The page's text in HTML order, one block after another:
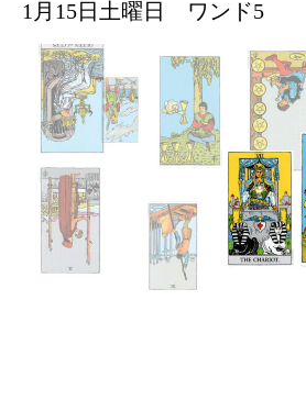
1月15日土曜日 ワンド5